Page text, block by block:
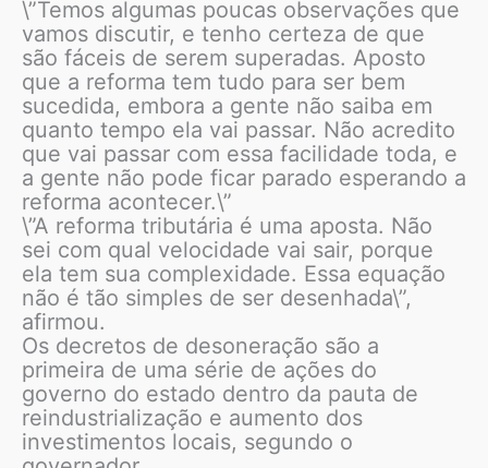
\”Temos algumas poucas observações que
vamos discutir, e tenho certeza de que
são fáceis de serem superadas. Aposto
que a reforma tem tudo para ser bem
sucedida, embora a gente não saiba em
quanto tempo ela vai passar. Não acredito
que vai passar com essa facilidade toda, e
a gente não pode ficar parado esperando a
reforma acontecer.\”
\”A reforma tributária é uma aposta. Não
sei com qual velocidade vai sair, porque
ela tem sua complexidade. Essa equação
não é tão simples de ser desenhada\”,
afirmou.
Os decretos de desoneração são a
primeira de uma série de ações do
governo do estado dentro da pauta de
reindustrialização e aumento dos
investimentos locais, segundo o